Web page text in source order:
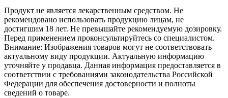
Продукт не является лекарственным средством. Не
рекомендовано использовать продукцию лицам, не
достигшим 18 лет. Не превышайте рекомендуемую дозировку.
Перед применением проконсультируйтесь со специалистом.
Внимание: Изображения товаров могут не соответствовать
актуальному виду продукции. Актуальную информацию
уточняйте у продавца. Данная информация предоставляется в
соответствии с требованиями законодательства Российской
Федерации для обеспечения достоверности и полноты
сведений о товаре.